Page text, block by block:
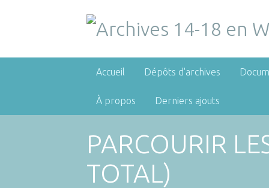
Accueil Dépôts d'archives
À propos Derniers ajouts
PARCOURIR
TOTAL)